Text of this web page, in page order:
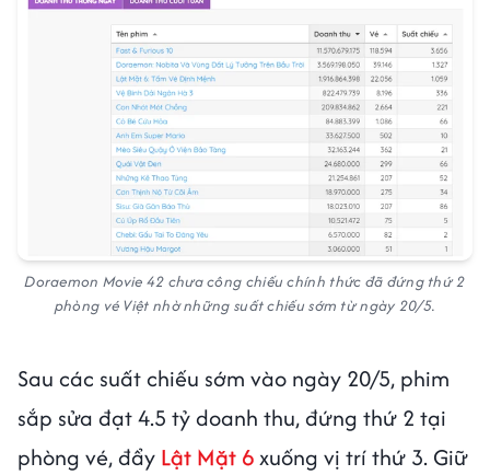
Doraemon Movie 42 chưa công chiếu chính thức đã đứng thứ 2
phòng vé Việt nhờ những suất chiếu sớm từ ngày 20/5.
Sau các suất chiếu sớm vào ngày 20/5, phim
sắp sửa đạt 4.5 tỷ doanh thu, đứng thứ 2 tại
phòng vé, đẩy Lật Mặt 6xuống vị trí thứ 3. Giữ